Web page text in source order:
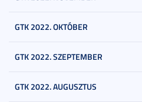
GTK 2022. OKTÓBER
GTK 2022. SZEPTEMBER
GTK 2022. AUGUSZTUS